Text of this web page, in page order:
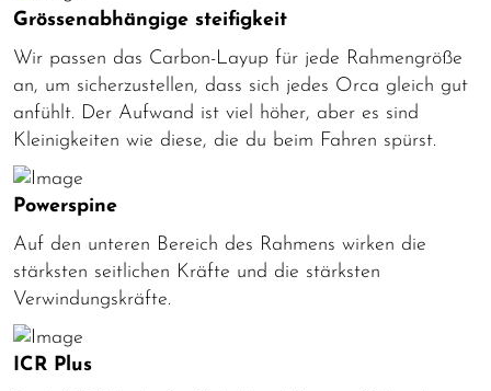
Grössenabhängige steifigkeit
Wir passen das Carbon-Layup für jede Rahmengröße
an, um sicherzustellen, dass sich jedes Orca gleich gut
anfühlt. Der Aufwand ist viel höher, aber es sind
Kleinigkeiten wie diese, die du beim Fahren spürst.
Powerspine
Auf den unteren Bereich des Rahmens wirken die
stärksten seitlichen Kräfte und die stärksten
Verwindungskräfte.
ICR Plus